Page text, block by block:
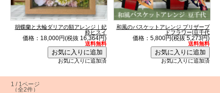
胡蝶蘭と大輪ダリアの額アレンジ｜妃
粋ヒスイ
価格：18,000円(税抜 16,364円)
送料無料
お気に入りに追加済
和風のバスケットアレンジ プリザーブ
ドフラワー|豆千代
価格：5,800円(税抜 5,273円)
送料無料
お気に入りに追加済
1 / 1ページ
（全2件）